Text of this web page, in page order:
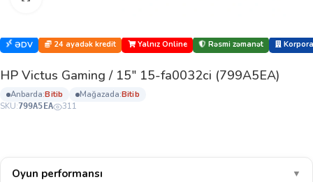
ƏDV 24 ayadək kredit Yalnız Online Rəsmi zəmanət
HP Victus Gaming / 15″ 15-fa0032ci (799A5EA)
anbarda: bi̇ti̇b mağazada: bi̇ti̇b
SKU:799A5EA 311
Oyun performansı ▼